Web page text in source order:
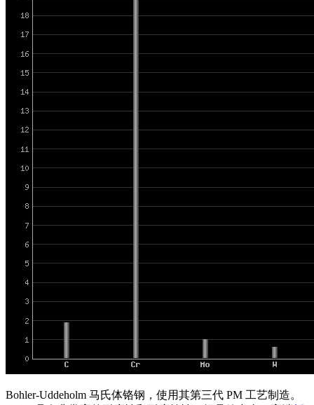
Bohler-Uddeholm 马氏体铬钢，使用其第三代 PM 工艺制造。